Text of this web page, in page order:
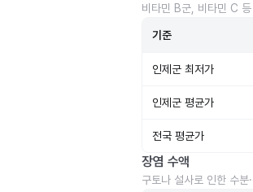
비타민 B군, 비타민 C
기준
인제군 최저가
인제군 평균가
전국 평균가
장염 수액
구토나 설사로 인한 수